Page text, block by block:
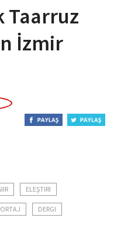
Taarruz
İzmir
ELEŞTIRI
DERGI